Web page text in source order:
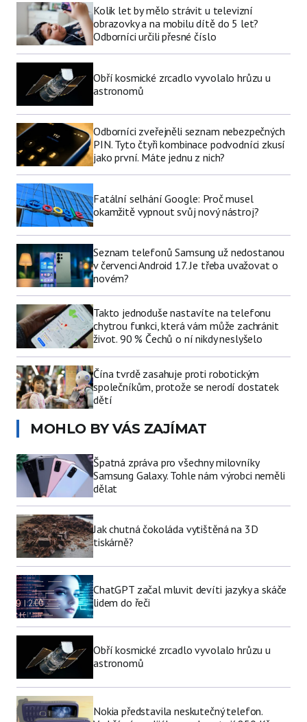
Kolik let by mělo strávit u televizní
obrazovky a na mobilu dítě do 5 let?
Odborníci určili přesné číslo
Obří kosmické zrcadlo vyvolalo hrůzu u
astronomů
Odborníci zveřejněli seznam nebezpečných
PIN. Tyto čtyři kombinace podvodníci zkusí
jako první. Máte jednu z nich?
Fatální selhání Google: Proč musel
okamžitě vypnout svůj nový nástroj?
Seznam telefonů Samsung už nedostanou
v červenci Android 17. Je třeba uvažovat o
novém?
Takto jednoduše nastavíte na telefonu
chytrou funkci, která vám může zachránit
život. 90 % Čechů o ní nikdy neslyšelo
Čína tvrdě zasahuje proti robotickým
společníkům, protože se nerodí dostatek
dětí
MOHLO BY VÁS ZAJÍMAT
Špatná zpráva pro všechny milovníky
Samsung Galaxy. Tohle nám výrobci neměli
dělat
Jak chutná čokoláda vytištěná na 3D
tiskárně?
ChatGPT začal mluvit devíti jazyky a skáče
lidem do řeči
Obří kosmické zrcadlo vyvolalo hrůzu u
astronomů
Nokia představila neskutečný telefon.